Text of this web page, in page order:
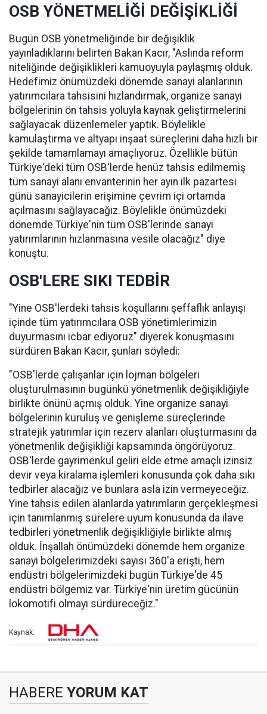
OSB YÖNETMELİĞİ DEĞİŞİKLİĞİ
Bugün OSB yönetmeliğinde bir değişiklik
yayınladıklarını belirten Bakan Kacır, "Aslında reform
niteliğinde değişiklikleri kamuoyuyla paylaşmış olduk.
Hedefimiz önümüzdeki dönemde sanayi alanlarının
yatırımcılara tahsisini hızlandırmak, organize sanayi
bölgelerinin ön tahsis yoluyla kaynak geliştirmelerini
sağlayacak düzenlemeler yaptık. Böylelikle
kamulaştırma ve altyapı inşaat süreçlerini daha hızlı bir
şekilde tamamlamayı amaçlıyoruz. Özellikle bütün
Türkiye'deki tüm OSB'lerde henüz tahsis edilmemiş
tüm sanayi alanı envanterinin her ayın ilk pazartesi
günü sanayicilerin erişimine çevrim içi ortamda
açılmasını sağlayacağız. Böylelikle önümüzdeki
dönemde Türkiye'nin tüm OSB'lerinde sanayi
yatırımlarının hızlanmasına vesile olacağız" diye
konuştu.
OSB'LERE SIKI TEDBİR
"Yine OSB'lerdeki tahsis koşullarını şeffaflık anlayışı
içinde tüm yatırımcılara OSB yönetimlerimizin
duyurmasını icbar ediyoruz" diyerek konuşmasını
sürdüren Bakan Kacır, şunları söyledi:
"OSB'lerde çalışanlar için lojman bölgeleri
oluşturulmasının bugünkü yönetmenlik değişikliğiyle
birlikte önünü açmış olduk. Yine organize sanayi
bölgelerinin kuruluş ve genişleme süreçlerinde
stratejik yatırımlar için rezerv alanları oluşturmasını da
yönetmenlik değişikliği kapsamında öngörüyoruz.
OSB'lerde gayrimenkul geliri elde etme amaçlı izinsiz
devir veya kiralama işlemleri konusunda çok daha sıkı
tedbirler alacağız ve bunlara asla izin vermeyeceğiz.
Yine tahsis edilen alanlarda yatırımların gerçekleşmesi
için tanımlanmış sürelere uyum konusunda da ilave
tedbirleri yönetmenlik değişikliğiyle birlikte almış
olduk. İnşallah önümüzdeki dönemde hem organize
sanayi bölgelerimizdeki sayısı 360'a erişti, hem
endüstri bölgelerimizdeki bugün Türkiye'de 45
endüstri bölgemiz var. Türkiye'nin üretim gücünün
lokomotifi olmayı sürdüreceğiz."
Kaynak:
HABERE YORUM KAT